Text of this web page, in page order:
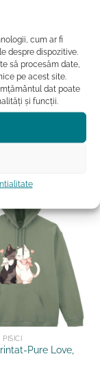
cum ar fi
despre dispozitive.
să procesăm date,
pe acest site.
dat poate
și funcții.
Personalizat-
Valentine
COȘ
la favorite
Pure Love,